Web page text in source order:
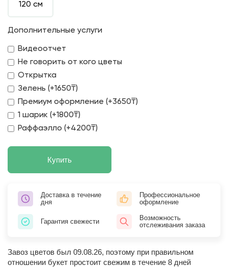
120 см
Дополнительные услуги
Видеоотчет
Не говорить от кого цветы
Открытка
Зелень (+1650₸)
Премиум оформление (+3650₸)
1 шарик (+1800₸)
Раффаэлло (+4200₸)
Купить
Доставка в течение
дня
Профессиональное
оформление
Гарантия свежести
Возможность
отслеживания заказа
Завоз цветов был 09.08.26, поэтому при правильном
отношении букет простоит свежим в течение 8 дней